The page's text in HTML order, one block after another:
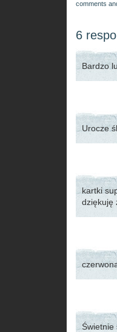
comments
6
Bardzo
Urocze
kartki
dziękuję
Świetnie